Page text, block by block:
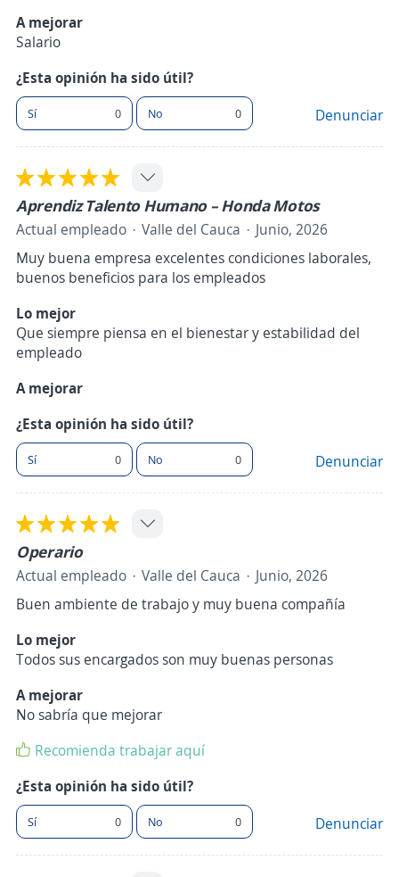
A mejorar
Salario
¿Esta opinión ha sido útil?
Sí 0 No 0 Denunciar
Aprendiz Talento Humano – Honda Motos
Actual empleado Valle del Cauca
Junio, 2026
Muy buena empresa excelentes condiciones laborales,
buenos beneficios para los empleados
Lo mejor
Que siempre piensa en el bienestar y estabilidad del
empleado
A mejorar
¿Esta opinión ha sido útil?
Sí 0 No 0 Denunciar
Operario
Actual empleado Valle del Cauca
Junio, 2026
Buen ambiente de trabajo y muy buena compañía
Lo mejor
Todos sus encargados son muy buenas personas
A mejorar
No sabría que mejorar
Recomienda trabajar aquí
¿Esta opinión ha sido útil?
Sí 0 No 0 Denunciar